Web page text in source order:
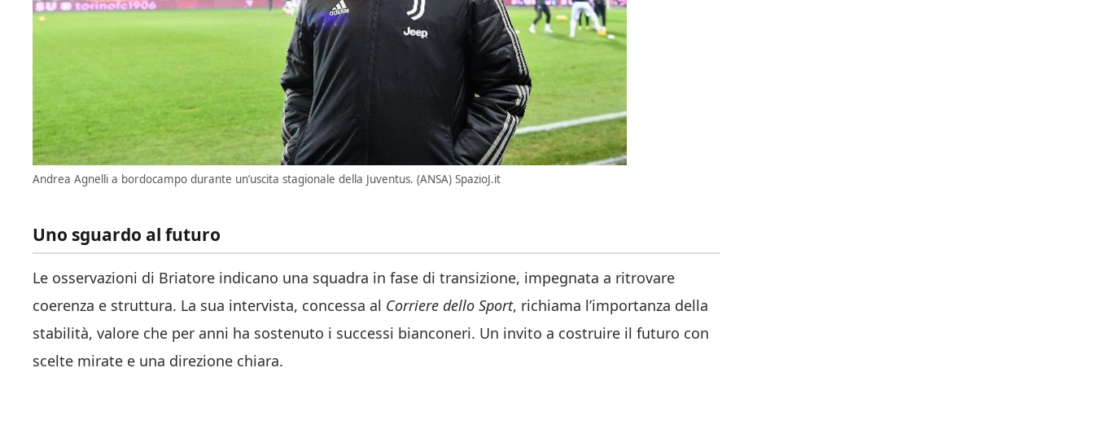
Andrea Agnelli a bordocampo durante un’uscita stagionale della Juventus. (ANSA) SpazioJ.it
Uno sguardo al futuro
Le osservazioni di Briatore indicano una squadra in fase di transizione, impegnata a ritrovare
coerenza e struttura. La sua intervista, concessa al Corriere dello Sport, richiama l’importanza della
stabilità, valore che per anni ha sostenuto i successi bianconeri. Un invito a costruire il futuro con
scelte mirate e una direzione chiara.